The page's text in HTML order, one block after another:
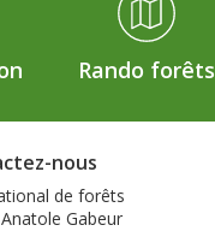
Rando forêts
nous
de forêts
Gabeur